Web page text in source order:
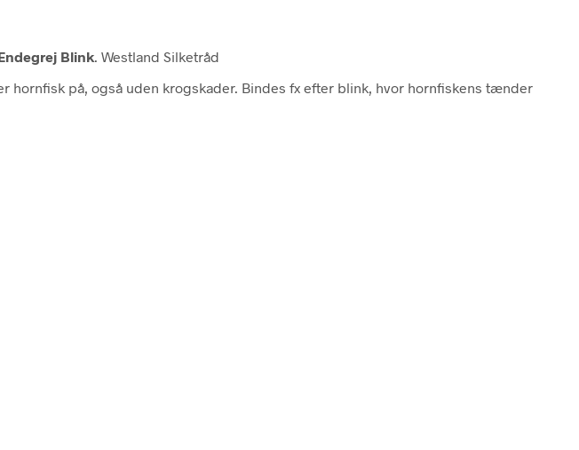
Blink . Westland Silketråd
hornfisk på, også uden krogskader. Bindes fx efter blink, hvor hornfiskens tænder